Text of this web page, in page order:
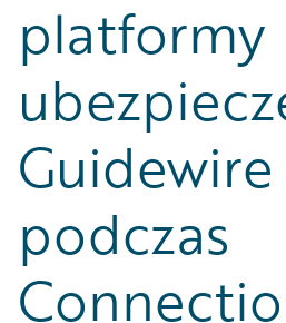
platformy
Guidewire
podczas